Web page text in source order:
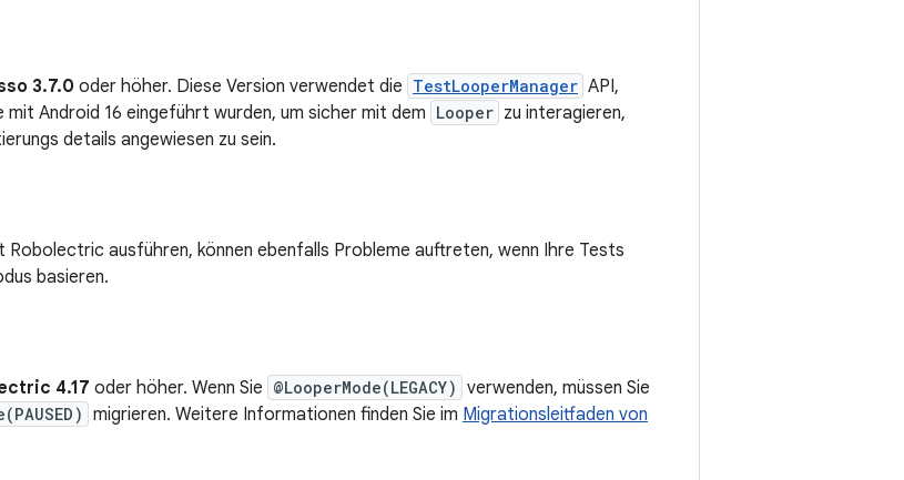
3.7.0 oder höher. Diese Version verwendet die TestLooperManager API,
mit Android 16 eingeführt wurden, um sicher mit dem Looper zu interagieren,
details angewiesen zu sein.
Robolectric ausführen, können ebenfalls Probleme auftreten, wenn Ihre Tests
basieren.
4.17 oder höher. Wenn Sie @LooperMode(LEGACY) verwenden, müssen Sie
migrieren. Weitere Informationen finden Sie im Migrationsleitfaden von